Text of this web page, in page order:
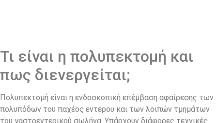
Τι είναι η πολυπεκτομή και
πως διενεργείται;
Πολυπεκτομή είναι η ενδοσκοπική επέμβαση αφαίρεσης των
πολυπόδων του παχέος εντέρου και των λοιπών τμημάτων
του γαστρεντερικού σωλήνα. Υπάρχουν διάφορες τεχνικές